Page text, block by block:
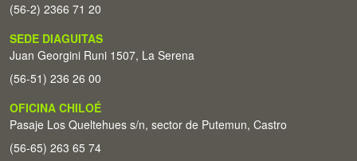
(56-2) 2366 71 20
SEDE DIAGUITAS
Juan Georgini Runi 1507, La Serena
(56-51) 236 26 00
OFICINA CHILOÉ
Pasaje Los Queltehues s/n, sector de Putemun, Castro
(56-65) 263 65 74